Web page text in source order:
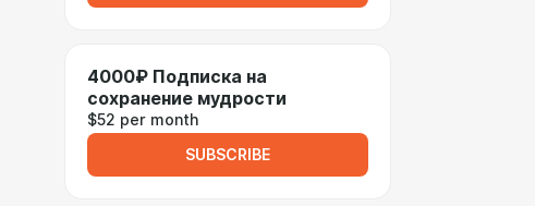
4000₽ Подписка на
сохранение мудрости
$52 per month
SUBSCRIBE